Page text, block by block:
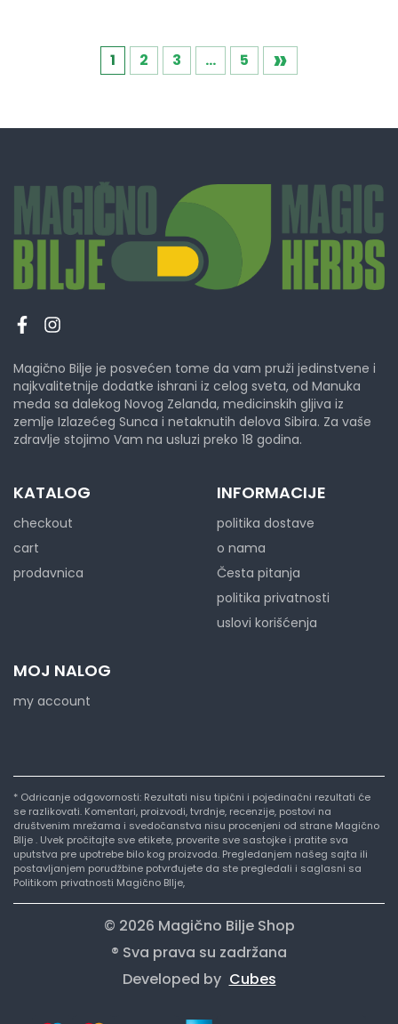
1 2 3 … 5 »
Magično Bilje je posvećen tome da vam pruži jedinstvene i
najkvalitetnije dodatke ishrani iz celog sveta, od Manuka
meda sa dalekog Novog Zelanda, medicinskih gljiva iz
zemlje Izlazećeg Sunca i netaknutih delova Sibira. Za vaše
zdravlje stojimo Vam na usluzi preko 18 godina.
KATALOG
checkout
cart
prodavnica
INFORMACIJE
politika dostave
o nama
Česta pitanja
politika privatnosti
uslovi korišćenja
MOJ NALOG
my account
* Odricanje odgovornosti: Rezultati nisu tipični i pojedinačni rezultati će
se razlikovati. Komentari, proizvodi, tvrdnje, recenzije, postovi na
društvenim mrežama i svedočanstva nisu procenjeni od strane Magično
BIlje . Uvek pročitajte sve etikete, proverite sve sastojke i pratite sva
uputstva pre upotrebe bilo kog proizvoda. Pregledanjem našeg sajta ili
postavljanjem porudžbine potvrđujete da ste pregledali i saglasni sa
Politikom privatnosti Magično BIlje,
© 2026 Magično Bilje Shop
® Sva prava su zadržana
Developed by Cubes